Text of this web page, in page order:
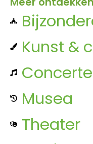
Kunst &
Musea
Theater